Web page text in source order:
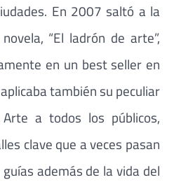
En 2007 saltó a la
“El ladrón de arte”,
en un best seller en
también su peculiar
a todos los públicos,
clave que a veces pasan
además de la vida del